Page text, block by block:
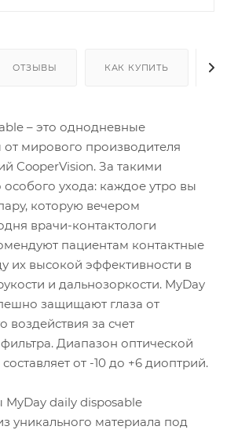
ОТЗЫВЫ КАК КУПИТЬ
– это однодневные
мирового производителя
CooperVision. За такими
ухода: каждое утро вы
которую вечером
врачи-контактологи
пациентам контактные
их высокой эффективности в
и дальнозоркости. MyDay
защищают глаза от
воздействия за счет
Диапазон оптической
от -10 до +6 диоптрий.
daily disposable
уникального материала под